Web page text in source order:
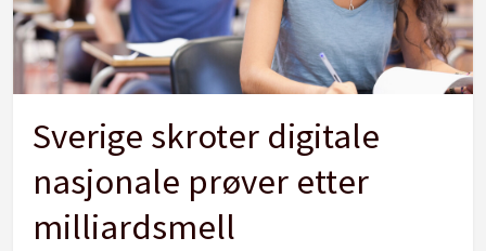
Sverige skroter digitale
nasjonale prøver etter
milliardsmell